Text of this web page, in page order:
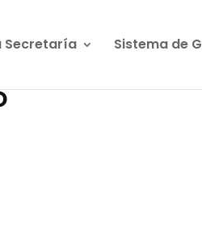
Secretaría Sistema de